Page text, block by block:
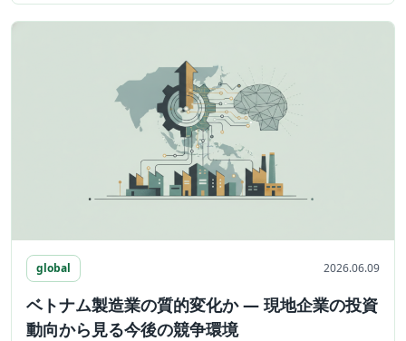
global 2026.06.09
ベトナム製造業の質的変化か ― 現地企業の投資
動向から見る今後の競争環境